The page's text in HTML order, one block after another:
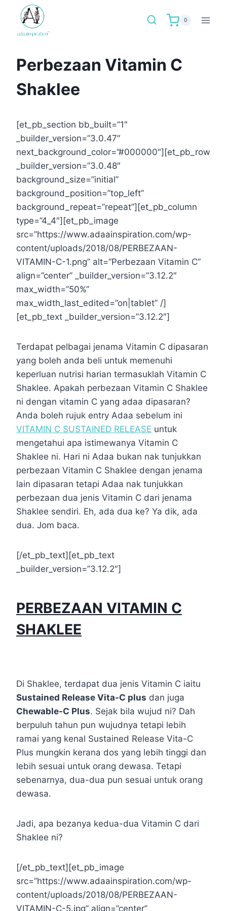
content
0
Perbezaan Vitamin C
Shaklee
[et_pb_section bb_built=”1″
_builder_version=”3.0.47″
next_background_color=”#000000″][et_pb_row
_builder_version=”3.0.48″
background_size=”initial”
background_position=”top_left”
background_repeat=”repeat”][et_pb_column
type=”4_4″][et_pb_image
src=”https://www.adaainspiration.com/wp-
content/uploads/2018/08/PERBEZAAN-
VITAMIN-C-1.png” alt=”Perbezaan Vitamin C”
align=”center” _builder_version=”3.12.2″
max_width=”50%”
max_width_last_edited=”on|tablet” /]
[et_pb_text _builder_version=”3.12.2″]
Terdapat pelbagai jenama Vitamin C dipasaran
yang boleh anda beli untuk memenuhi
keperluan nutrisi harian termasuklah Vitamin C
Shaklee. Apakah perbezaan Vitamin C Shaklee
ni dengan vitamin C yang adaa dipasaran?
Anda boleh rujuk entry Adaa sebelum ini
VITAMIN C SUSTAINED RELEASE untuk
mengetahui apa istimewanya Vitamin C
Shaklee ni. Hari ni Adaa bukan nak tunjukkan
perbezaan Vitamin C Shaklee dengan jenama
lain dipasaran tetapi Adaa nak tunjukkan
perbezaan dua jenis Vitamin C dari jenama
Shaklee sendiri. Eh, ada dua ke? Ya dik, ada
dua. Jom baca.
[/et_pb_text][et_pb_text
_builder_version=”3.12.2″]
PERBEZAAN VITAMIN C
SHAKLEE
Di Shaklee, terdapat dua jenis Vitamin C iaitu
Sustained Release Vita-C plus dan juga
Chewable-C Plus. Sejak bila wujud ni? Dah
berpuluh tahun pun wujudnya tetapi lebih
ramai yang kenal Sustained Release Vita-C
Plus mungkin kerana dos yang lebih tinggi dan
lebih sesuai untuk orang dewasa. Tetapi
sebenarnya, dua-dua pun sesuai untuk orang
dewasa.
Jadi, apa bezanya kedua-dua Vitamin C dari
Shaklee ni?
[/et_pb_text][et_pb_image
src=”https://www.adaainspiration.com/wp-
content/uploads/2018/08/PERBEZAAN-
VITAMIN-C-5.jpg” align=”center”